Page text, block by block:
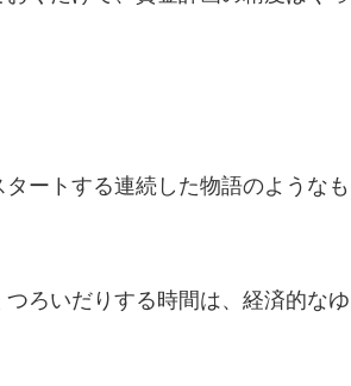
ートする連続した物語のようなも
ろいだりする時間は、経済的なゆ